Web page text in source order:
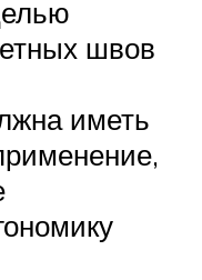
швов
иметь